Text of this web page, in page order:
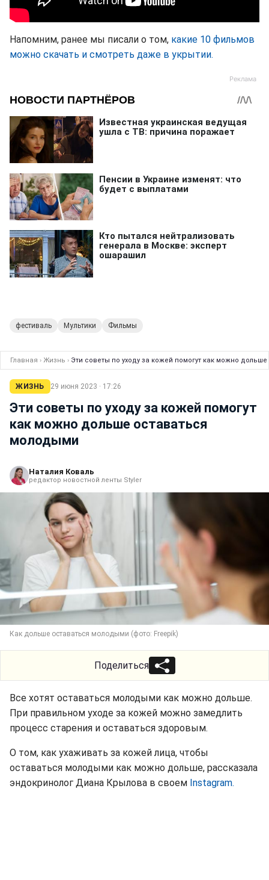
Напомним, ранее мы писали о том, какие 10 фильмов
можно скачать и смотреть даже в укрытии.
фестиваль Мультики Фильмы
Главная › Жизнь › Эти советы по уходу за кожей помогут как можно
ЖИЗНЬ 29 июня 2023 · 17:26
Эти советы по уходу за кожей помогут
как можно дольше оставаться
молодыми
Наталия Коваль
редактор новостной ленты Styler
Как дольше оставаться молодыми (фото: Freepik)
Поделиться
Все хотят оставаться молодыми как можно дольше.
При правильном уходе за кожей можно замедлить
процесс старения и оставаться здоровым.
О том, как ухаживать за кожей лица, чтобы
оставаться молодыми как можно дольше, рассказала
эндокринолог Диана Крылова в своем Instagram.